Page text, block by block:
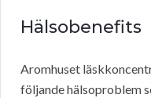
Hälsobenefits
Aromhuset
följande hälsoproblem